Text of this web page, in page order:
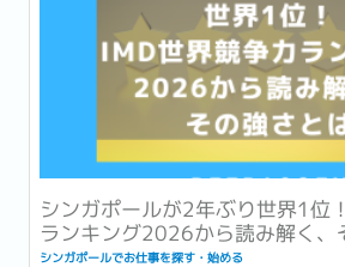
シンガポールが2年ぶり世界1位
ランキング2026から読み解く、
シンガポールでお仕事を探す・始める